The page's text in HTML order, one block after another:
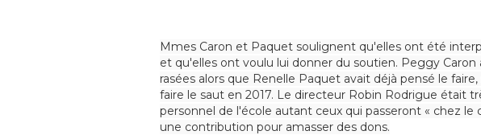
Mmes Caron et Paquet soulignent qu'elles ont été
et qu'elles ont voulu lui donner du soutien. Peggy Caron
rasées alors que Renelle Paquet avait déjà pensé le
faire le saut en 2017. Le directeur Robin Rodrigue était
personnel de l'école autant ceux qui passeront « chez
une contribution pour amasser des dons.